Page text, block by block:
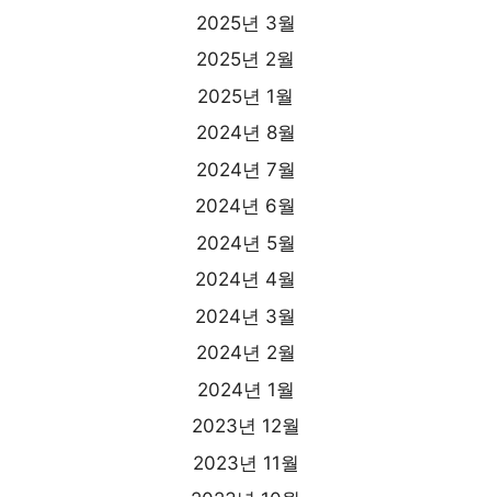
2025년 3월
2025년 2월
2025년 1월
2024년 8월
2024년 7월
2024년 6월
2024년 5월
2024년 4월
2024년 3월
2024년 2월
2024년 1월
2023년 12월
2023년 11월